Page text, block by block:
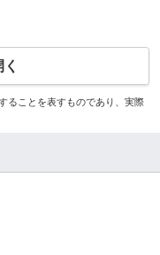
ることを表すものであり、実際